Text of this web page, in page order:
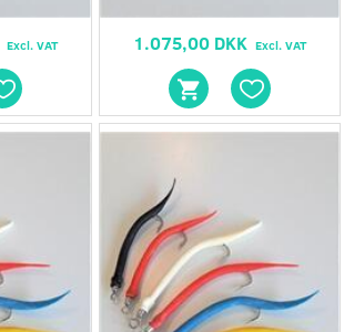
Excl. VAT 1.075,00 DKK Excl. VAT